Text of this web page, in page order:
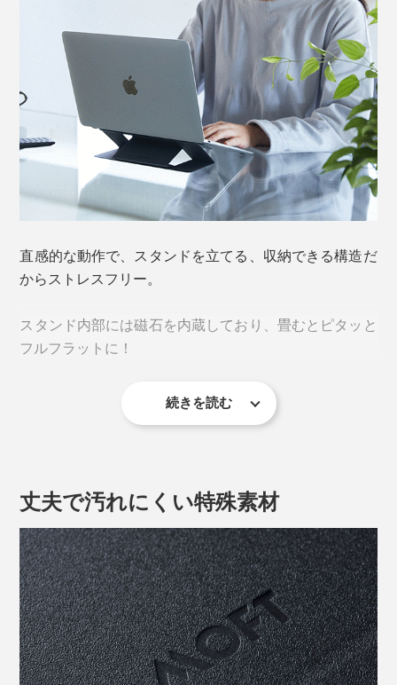
現”して、ノートパソコンに足りなかった高さが手に入
然と肩が開いて、背筋も伸びる。
直感的な動作で、スタンドを立てる、収納できる構造だ
からストレスフリー。
スタンド内部には磁石を内蔵しており、畳むとピタッと
フルフラットに！
続きを読む
丈夫で汚れにくい特殊素材